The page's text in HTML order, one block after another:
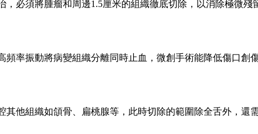
必須將腫瘤和周邊1.5厘米的組織徹底切除，以消除極微
頻率振動將病變組織分離同時止血，微創手術能降低傷口
其他組織如頜骨、扁桃腺等，此時切除的範圍除全舌外，